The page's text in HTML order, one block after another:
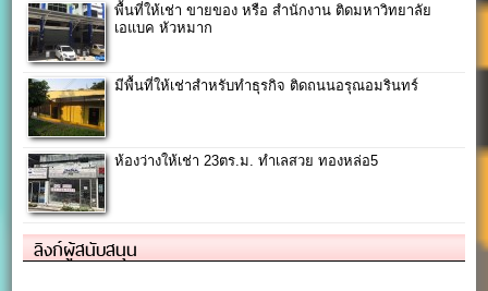
พื้นที่ให้เช่า ขายของ หรือ สำนักงาน ติดมหาวิทยาลัย
เอแบค หัวหมาก
มีพื้นที่ให้เช่าสำหรับทำธุรกิจ ติดถนนอรุณอมรินทร์
ห้องว่างให้เช่า 23ตร.ม. ทำเลสวย ทองหล่อ5
ลิงก์ผู้สนับสนุน